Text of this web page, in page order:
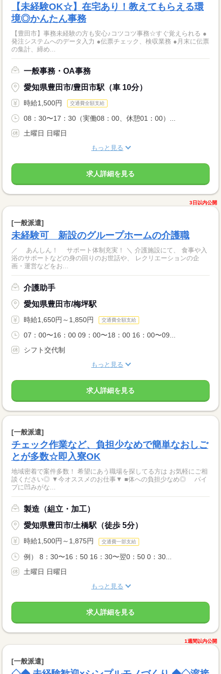
【未経験OK☆】在宅あり！教えてもらえる環
境◎かんたん事務
【豊田市】事務未経験の方も安心♪コツコツ事務☆すぐ覚えられる ●
発注システムへのデータ入力 ●伝票チェック、検収業務 ●月末に伝票
の集計、締め...
一般事務・OA事務
愛知県豊田市/豊田市駅（車 10分）
時給1,500円 交通費全額支給
08：30〜17：30（実働08：00、休憩01：00）...
土曜日 日曜日
もっと見る
求人詳細を見る
3日以内公開
[一般派遣]
未経験可 新設のグループホームの介護職
／ あんしん！ サポート体制充実！ ＼ 介護施設にて、 食事や入
浴のサポートなどの身の回りのお世話や、 レクリエーションの企
画・運営などをお...
介護助手
愛知県豊田市/梅坪駅
時給1,650円～1,850円 交通費全額支給
07：00〜16：00 09：00〜18：00 16：00〜09...
シフト交代制
もっと見る
求人詳細を見る
[一般派遣]
チェック作業など、負担少なめで簡単なおしご
とが多数☆即入寮OK
地域密着で案件多数！ 希望にあう職場を探してる方は お気軽にご相
談ください◎ ▼今オススメのお仕事▼ ■体への負担少なめ◎ パイ
プに凹みがな...
製造（組立・加工）
愛知県豊田市/土橋駅（徒歩 5分）
時給1,500円～1,875円 交通費一部支給
例） 8：30〜16：50 16：30〜翌0：50 0：30...
土曜日 日曜日
もっと見る
求人詳細を見る
1週間以内公開
[一般派遣]